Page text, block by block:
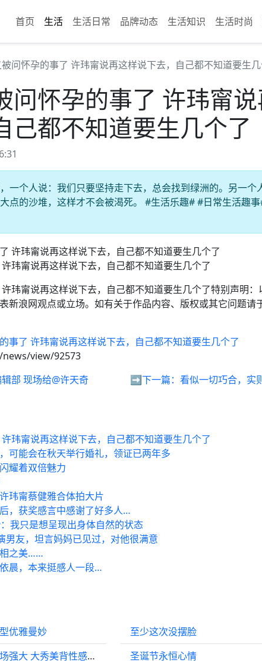
首页 生活 生活日常 品牌动态 生活知识 生活时尚
问怀孕的事了 许玮甯说再这样说下去，自己都不知道要生
问怀孕的事了 许玮甯
己都不知道要生几个了
一个人说：我们只要坚持走下去，总会找到绿洲的。另一个
点的沙堆，这样才不会被渴死。 #生活乐趣# #日常生活趣
玮甯说再这样说下去，自己都不知道要生几个了
玮甯说再这样说下去，自己都不知道要生几个了特别声明：
新浪网观点或立场。如有关于作品内容、版权或其它问题请
事了 许玮甯说再这样说下去，自己都不知道要生几个了
view/92573
部 现场给@许天奇 ➡️下一篇： 看似一切巧合，实
玮甯说再这样说下去，自己都不知道要生几个了
可能会在秋天举行婚礼，领证已两年多
耀着双倍魅力
玮甯蔡健雅合体拍大片
，获奖感言中感谢了好多人…
我只是想呈现出身体自然的状态
男友，坦言妈妈已见过，对他很满意
之美……
晨，本来挺感人一段…
优雅曼妙
贾静雯黑色亮片礼服气场强大 大秀美背性感火辣
至少这次没摆脸
圣诞节永恒心情